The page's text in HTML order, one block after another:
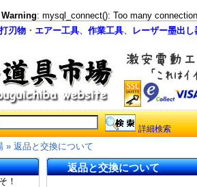
Warning: mysql_connect(): Too many
打刃物 ・ エアー工具、 作業工具、 レーザー墨出し
詳細検索
» 返品と交換について
！
返品と交換について